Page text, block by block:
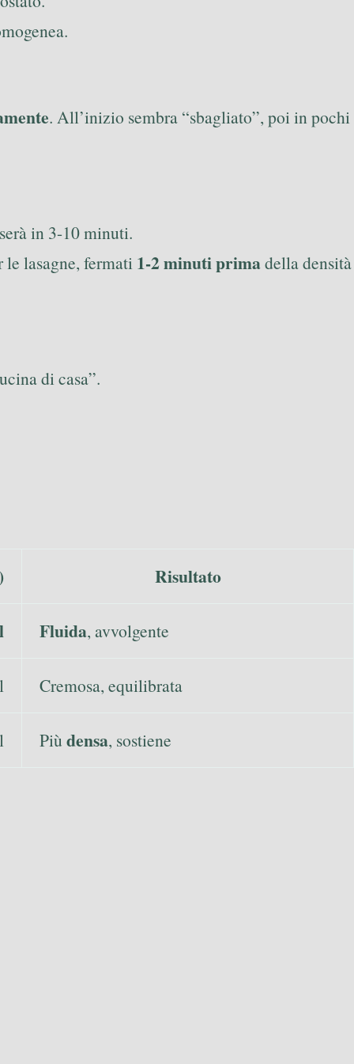
. All’inizio sembra “sbagliato”, poi in pochi
in 3-10 minuti.
le lasagne, fermati 1-2 minuti primadella densità
di casa”.
Risultato
Fluida, avvolgente
Cremosa, equilibrata
Più densa, sostiene